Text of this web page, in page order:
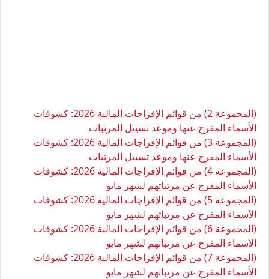
(المجموعة 2) من قوائم الإفراجات المالية 2026: كشوفات
الأسماء المفرج عنها وموعد تسييل المرتبات
(المجموعة 3) من قوائم الإفراجات المالية 2026: كشوفات
الأسماء المفرج عنها وموعد تسييل المرتبات
(المجموعة 4) من قوائم الإفراجات المالية 2026: كشوفات
الأسماء المفرج عن مرتباتهم لشهر مايو
(المجموعة 5) من قوائم الإفراجات المالية 2026: كشوفات
الأسماء المفرج عن مرتباتهم لشهر مايو
(المجموعة 6) من قوائم الإفراجات المالية 2026: كشوفات
الأسماء المفرج عن مرتباتهم لشهر مايو
(المجموعة 7) من قوائم الإفراجات المالية 2026: كشوفات
الأسماء المفرج عن مرتباتهم لشهر مايو